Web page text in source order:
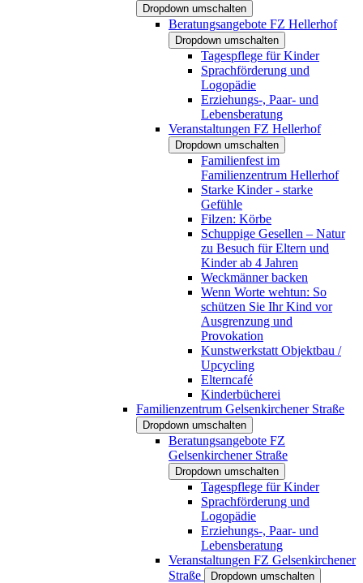
Dropdown umschalten
Beratungsangebote FZ Hellerhof
Dropdown umschalten
Tagespflege für Kinder
Sprachförderung und
Logopädie
Erziehungs-, Paar- und
Lebensberatung
Veranstaltungen FZ Hellerhof
Dropdown umschalten
Familienfest im
Familienzentrum Hellerhof
Starke Kinder - starke
Gefühle
Filzen: Körbe
Schuppige Gesellen – Natur
zu Besuch für Eltern und
Kinder ab 4 Jahren
Weckmänner backen
Wenn Worte wehtun: So
schützen Sie Ihr Kind vor
Ausgrenzung und
Provokation
Kunstwerkstatt Objektbau /
Upcycling
Elterncafé
Kinderbücherei
Familienzentrum Gelsenkirchener Straße
Dropdown umschalten
Beratungsangebote FZ
Gelsenkirchener Straße
Dropdown umschalten
Tagespflege für Kinder
Sprachförderung und
Logopädie
Erziehungs-, Paar- und
Lebensberatung
Veranstaltungen FZ Gelsenkirchener
Straße
Dropdown umschalten